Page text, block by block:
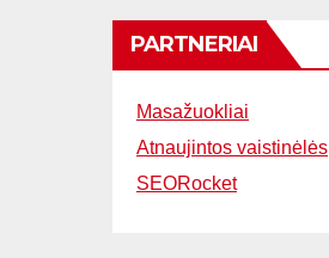
PARTNERIAI
Masažuokliai
Atnaujintos vaistinėlės
SEORocket